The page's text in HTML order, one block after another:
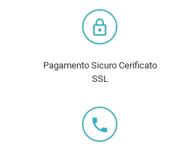
lock_outline
Pagamento Sicuro Cerificato
SSL
local_phone